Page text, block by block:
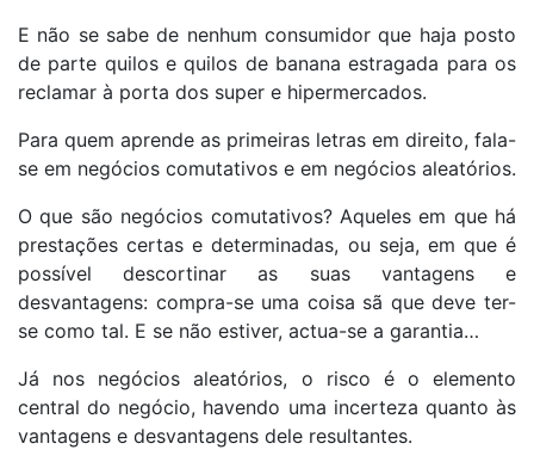
E não se sabe de nenhum consumidor que haja posto
de parte quilos e quilos de banana estragada para os
reclamar à porta dos super e hipermercados.
Para quem aprende as primeiras letras em direito, fala-
se em negócios comutativos e em negócios aleatórios.
O que são negócios comutativos? Aqueles em que há
prestações certas e determinadas, ou seja, em que é
possível descortinar as suas vantagens e
desvantagens: compra-se uma coisa sã que deve ter-
se como tal. E se não estiver, actua-se a garantia…
Já nos negócios aleatórios, o risco é o elemento
central do negócio, havendo uma incerteza quanto às
vantagens e desvantagens dele resultantes.